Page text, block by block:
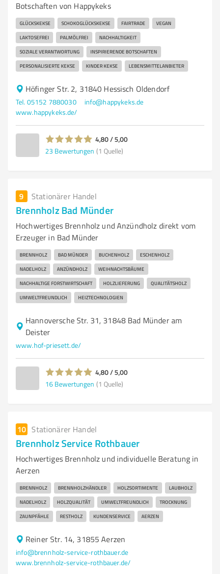
Botschaften von Happykeks
GLÜCKSKEKSE SCHOKOGLÜCKSKEKSE FAIRTRADE VEGAN
LAKTOSEFREI PALMÖLFREI NACHHALTIGKEIT
SOZIALE VERANTWORTUNG INSPIRIERENDE BOTSCHAFTEN
PERSONALISIERTE KEKSE KINDER KEKSE LEBENSMITTELANBIETER
Höfinger Str. 2, 31840 Hessisch Oldendorf
Tel. 05152 7880030
info@happykeks.de
www.happykeks.de/
4,80 / 5,00
23 Bewertungen (1 Quelle)
9 Stationärer Handel
Brennholz Bad Münder
Hochwertiges Brennholz und Anzündholz direkt vom
Erzeuger in Bad Münder
BRENNHOLZ BAD MÜNDER BUCHENHOLZ ESCHENHOLZ
NADELHOLZ ANZÜNDHOLZ WEIHNACHTSBÄUME
NACHHALTIGE FORSTWIRTSCHAFT HOLZLIEFERUNG QUALITÄTSHOLZ
UMWELTFREUNDLICH HEIZTECHNOLOGIEN
Hannoversche Str. 31, 31848 Bad Münder am
Deister
www.hof-priesett.de/
4,80 / 5,00
16 Bewertungen (1 Quelle)
10 Stationärer Handel
Brennholz Service Rothbauer
Hochwertiges Brennholz und individuelle Beratung in
Aerzen
BRENNHOLZ BRENNHOLZHÄNDLER HOLZSORTIMENTE LAUBHOLZ
NADELHOLZ HOLZQUALITÄT UMWELTFREUNDLICH TROCKNUNG
ZAUNPFÄHLE RESTHOLZ KUNDENSERVICE AERZEN
Reiner Str. 14, 31855 Aerzen
info@brennholz-service-rothbauer.de
www.brennholz-service-rothbauer.de/